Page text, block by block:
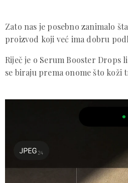
Zato nas je posebno zanimalo
proizvod koji već ima dobru
Riječ je o Serum Booster Drops
se biraju prema onome što koži